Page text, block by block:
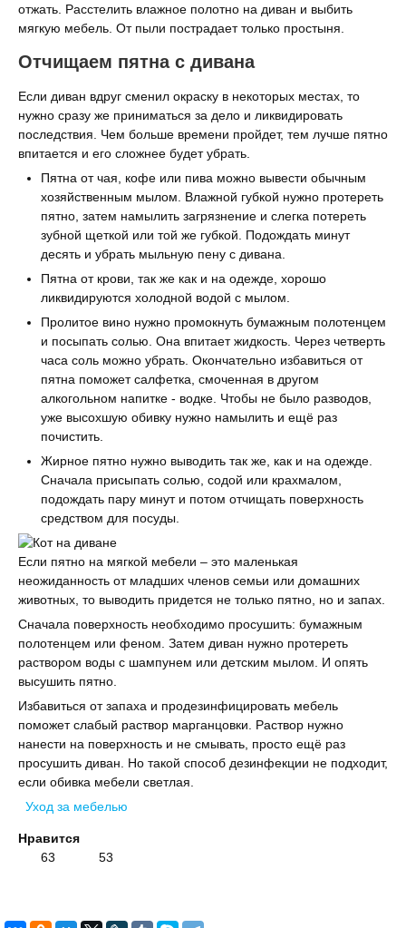
отжать. Расстелить влажное полотно на диван и выбить
мягкую мебель. От пыли пострадает только простыня.
Отчищаем пятна с дивана
Если диван вдруг сменил окраску в некоторых местах, то
нужно сразу же приниматься за дело и ликвидировать
последствия. Чем больше времени пройдет, тем лучше пятно
впитается и его сложнее будет убрать.
Пятна от чая, кофе или пива можно вывести обычным
хозяйственным мылом. Влажной губкой нужно протереть
пятно, затем намылить загрязнение и слегка потереть
зубной щеткой или той же губкой. Подождать минут
десять и убрать мыльную пену с дивана.
Пятна от крови, так же как и на одежде, хорошо
ликвидируются холодной водой с мылом.
Пролитое вино нужно промокнуть бумажным полотенцем
и посыпать солью. Она впитает жидкость. Через четверть
часа соль можно убрать. Окончательно избавиться от
пятна поможет салфетка, смоченная в другом
алкогольном напитке - водке. Чтобы не было разводов,
уже высохшую обивку нужно намылить и ещё раз
почистить.
Жирное пятно нужно выводить так же, как и на одежде.
Сначала присыпать солью, содой или крахмалом,
подождать пару минут и потом отчищать поверхность
средством для посуды.
Если пятно на мягкой мебели – это маленькая
неожиданность от младших членов семьи или домашних
животных, то выводить придется не только пятно, но и запах.
Сначала поверхность необходимо просушить: бумажным
полотенцем или феном. Затем диван нужно протереть
раствором воды с шампунем или детским мылом. И опять
высушить пятно.
Избавиться от запаха и продезинфицировать мебель
поможет слабый раствор марганцовки. Раствор нужно
нанести на поверхность и не смывать, просто ещё раз
просушить диван. Но такой способ дезинфекции не подходит,
если обивка мебели светлая.
Уход за мебелью
Нравится
63
53